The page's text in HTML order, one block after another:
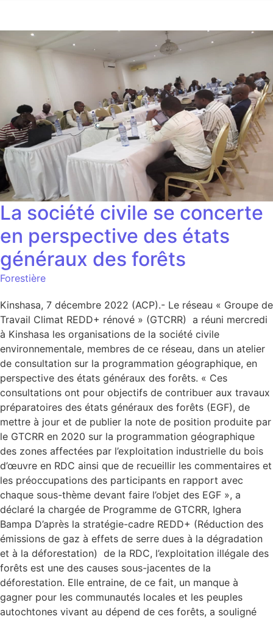
La société civile se concerte
en perspective des états
généraux des forêts
Forestière
Kinshasa, 7 décembre 2022 (ACP).- Le réseau « Groupe de
Travail Climat REDD+ rénové » (GTCRR) a réuni mercredi
à Kinshasa les organisations de la société civile
environnementale, membres de ce réseau, dans un atelier
de consultation sur la programmation géographique, en
perspective des états généraux des forêts. « Ces
consultations ont pour objectifs de contribuer aux travaux
préparatoires des états généraux des forêts (EGF), de
mettre à jour et de publier la note de position produite par
le GTCRR en 2020 sur la programmation géographique
des zones affectées par l’exploitation industrielle du bois
d’œuvre en RDC ainsi que de recueillir les commentaires et
les préoccupations des participants en rapport avec
chaque sous-thème devant faire l’objet des EGF », a
déclaré la chargée de Programme de GTCRR, Ighera
Bampa D’après la stratégie-cadre REDD+ (Réduction des
émissions de gaz à effets de serre dues à la dégradation
et à la déforestation) de la RDC, l’exploitation illégale des
forêts est une des causes sous-jacentes de la
déforestation. Elle entraine, de ce fait, un manque à
gagner pour les communautés locales et les peuples
autochtones vivant au dépend de ces forêts, a souligné